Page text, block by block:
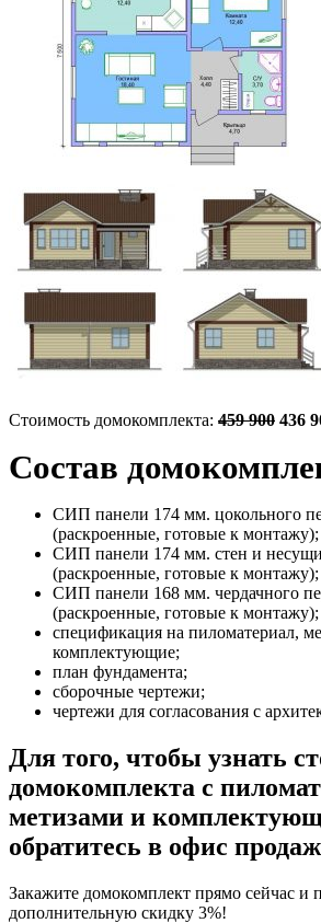
Стоимость домокомплекта: 459 900 436
Состав
СИП панели 174 мм. цокольного
(раскроенные, готовые к монтажу);
СИП панели 174 мм. стен и
(раскроенные, готовые к монтажу);
СИП панели 168 мм. чердачного
(раскроенные, готовые к монтажу);
спецификация на пиломатериал,
комплектующие;
план фундамента;
сборочные чертежи;
чертежи для согласования с
Для того, чтобы узнать
домокомплекта с
метизами и
обратитесь в офис
Закажите домокомплект прямо сейчас и
дополнительную скидку 3%!